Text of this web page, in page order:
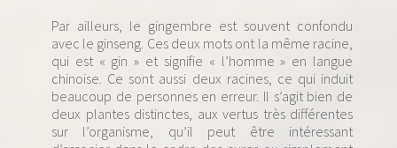
Par ailleurs, le gingembre est souvent confondu
avec le ginseng. Ces deux mots ont la même racine,
qui est « gin » et signifie « l’homme » en langue
chinoise. Ce sont aussi deux racines, ce qui induit
beaucoup de personnes en erreur. Il s’agit bien de
deux plantes distinctes, aux vertus très différentes
sur l’organisme, qu’il peut être intéressant